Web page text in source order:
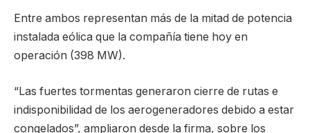
Entre ambos representan más de la mitad de potencia
instalada eólica que la compañía tiene hoy en
operación (398 MW).
“Las fuertes tormentas generaron cierre de rutas e
indisponibilidad de los aerogeneradores debido a estar
congelados”, ampliaron desde la firma, sobre los